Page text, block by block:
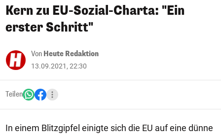
Kern zu EU-Sozial-Charta: "Ein
erster Schritt"
Von Heute Redaktion
13.09.2021, 22:30
Teilen
In einem Blitzgipfel einigte sich die EU auf eine dünne